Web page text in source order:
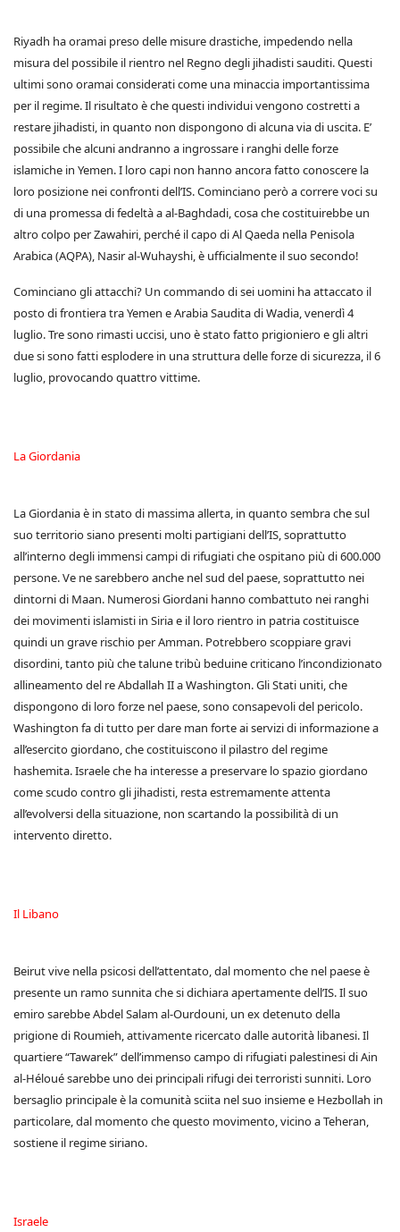
Riyadh ha oramai preso delle misure drastiche, impedendo nella
misura del possibile il rientro nel Regno degli jihadisti sauditi. Questi
ultimi sono oramai considerati come una minaccia importantissima
per il regime. Il risultato è che questi individui vengono costretti a
restare jihadisti, in quanto non dispongono di alcuna via di uscita. E’
possibile che alcuni andranno a ingrossare i ranghi delle forze
islamiche in Yemen. I loro capi non hanno ancora fatto conoscere la
loro posizione nei confronti dell’IS. Cominciano però a correre voci su
di una promessa di fedeltà a al-Baghdadi, cosa che costituirebbe un
altro colpo per Zawahiri, perché il capo di Al Qaeda nella Penisola
Arabica (AQPA), Nasir al-Wuhayshi, è ufficialmente il suo secondo!
Cominciano gli attacchi? Un commando di sei uomini ha attaccato il
posto di frontiera tra Yemen e Arabia Saudita di Wadia, venerdì 4
luglio. Tre sono rimasti uccisi, uno è stato fatto prigioniero e gli altri
due si sono fatti esplodere in una struttura delle forze di sicurezza, il 6
luglio, provocando quattro vittime.
La Giordania
La Giordania è in stato di massima allerta, in quanto sembra che sul
suo territorio siano presenti molti partigiani dell’IS, soprattutto
all’interno degli immensi campi di rifugiati che ospitano più di 600.000
persone. Ve ne sarebbero anche nel sud del paese, soprattutto nei
dintorni di Maan. Numerosi Giordani hanno combattuto nei ranghi
dei movimenti islamisti in Siria e il loro rientro in patria costituisce
quindi un grave rischio per Amman. Potrebbero scoppiare gravi
disordini, tanto più che talune tribù beduine criticano l’incondizionato
allineamento del re Abdallah II a Washington. Gli Stati uniti, che
dispongono di loro forze nel paese, sono consapevoli del pericolo.
Washington fa di tutto per dare man forte ai servizi di informazione a
all’esercito giordano, che costituiscono il pilastro del regime
hashemita. Israele che ha interesse a preservare lo spazio giordano
come scudo contro gli jihadisti, resta estremamente attenta
all’evolversi della situazione, non scartando la possibilità di un
intervento diretto.
Il Libano
Beirut vive nella psicosi dell’attentato, dal momento che nel paese è
presente un ramo sunnita che si dichiara apertamente dell’IS. Il suo
emiro sarebbe Abdel Salam al-Ourdouni, un ex detenuto della
prigione di Roumieh, attivamente ricercato dalle autorità libanesi. Il
quartiere “Tawarek” dell’immenso campo di rifugiati palestinesi di Ain
al-Héloué sarebbe uno dei principali rifugi dei terroristi sunniti. Loro
bersaglio principale è la comunità sciita nel suo insieme e Hezbollah in
particolare, dal momento che questo movimento, vicino a Teheran,
sostiene il regime siriano.
Israele